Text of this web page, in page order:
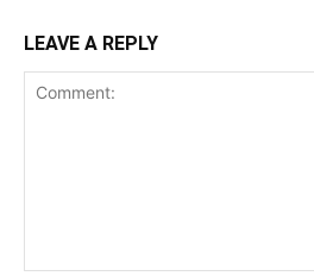
LEAVE A REPLY